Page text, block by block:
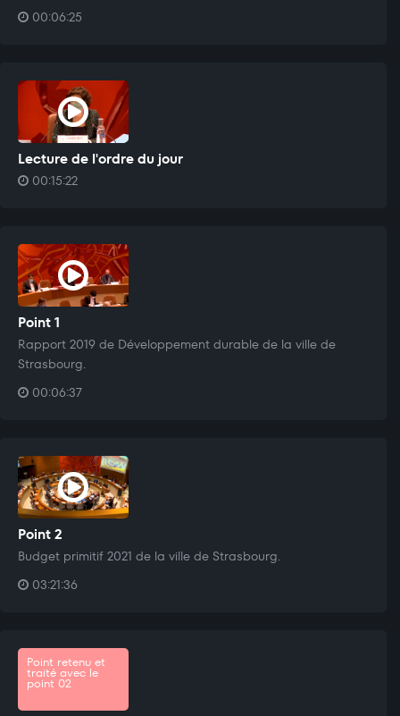
00:06:25
Lecture de l'ordre du jour
00:15:22
Point 1
Rapport 2019 de Développement durable de la ville de
Strasbourg.
00:06:37
Point 2
Budget primitif 2021 de la ville de Strasbourg.
03:21:36
Point retenu et
traité avec le
point 02